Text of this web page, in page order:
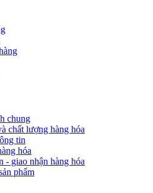
chung
chất lượng hàng hóa
tin
hóa
- giao nhận hàng hóa
phẩm